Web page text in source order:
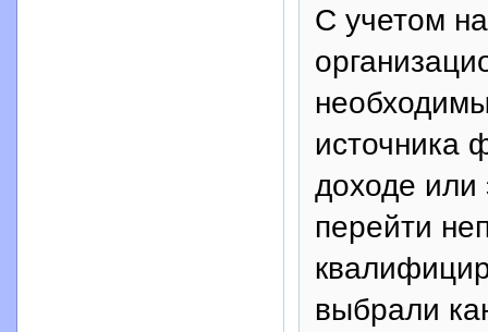
С учетом
источника
доходе или
перейти
выбрали